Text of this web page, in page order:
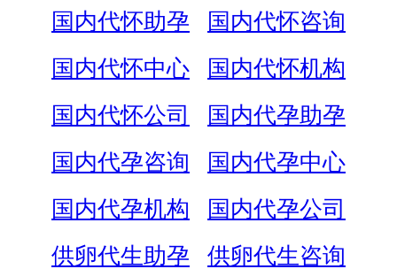
国内代怀助孕
国内代怀咨询
国内代怀中心
国内代怀机构
国内代怀公司
国内代孕助孕
国内代孕咨询
国内代孕中心
国内代孕机构
国内代孕公司
供卵代生助孕
供卵代生咨询